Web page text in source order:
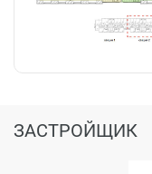
ЗАСТРОЙЩИК